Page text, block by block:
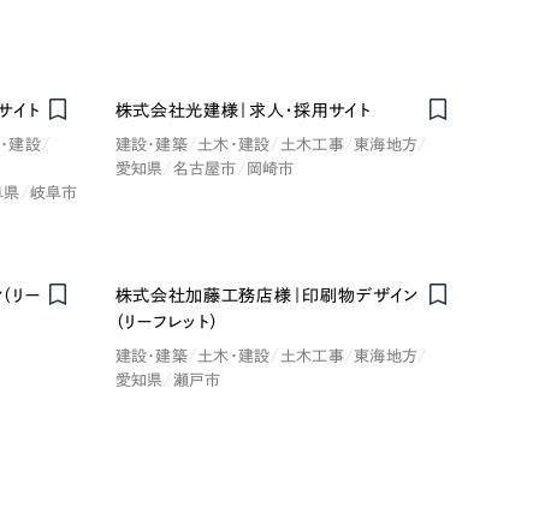
レッド・赤色
ブルー・青色
イト
建設
県 岐阜市
株式会社光建様｜求人・採用サイト
建設・建築 土木・建設 土木工事
東海地方
愛知県
名古屋市 岡崎市
リー
株式会社加藤工務店様｜印刷物デザイン
（リーフレット）
建設・建築 土木・建設 土木工事
東海地方
愛知県
瀬戸市